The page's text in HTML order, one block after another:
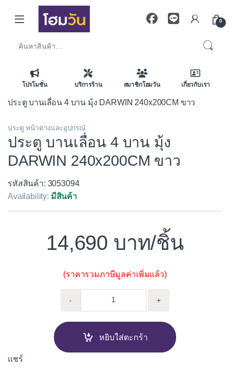
Skip to navigation
Skip to content
0
โปรโมชั่น บริการร้าน สมาชิกโฮมวัน เกี่ยวกับเรา
ประตู บานเลื่อน 4 บาน มุ้ง DARWIN 240x200CM ขาว
ประตู หน้าต่างและอุปกรณ์
ประตู บานเลื่อน 4 บาน มุ้ง
DARWIN 240x200CM ขาว
รหัสสินค้า: 3053094
Availability: มีสินค้า
14,690 /ชิ้น
(ราคารวมภาษีมูลค่าเพิ่มแล้ว)
- +
หยิบใส่ตะกร้า
แชร์